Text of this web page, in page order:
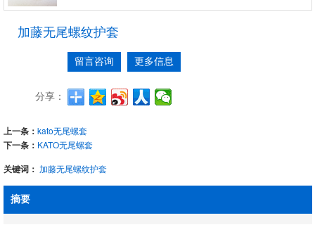
加藤无尾螺纹护套
留言咨询 更多信息
分享：
上一条： kato无尾螺套
下一条： KATO无尾螺套
关键词： 加藤无尾螺纹护套
摘要